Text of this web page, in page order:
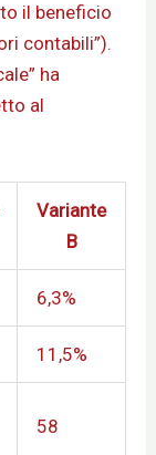
il beneficio
contabili”).
ha
al
Variante
B
6,3%
11,5%
58